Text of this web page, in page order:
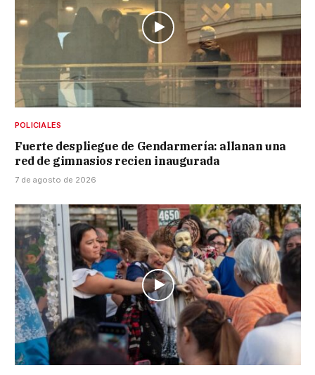
POLICIALES
Fuerte despliegue de Gendarmería: allanan una
red de gimnasios recien inaugurada
7 de agosto de 2026